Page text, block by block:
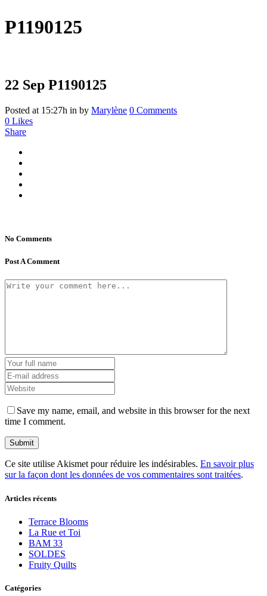
P1190125
22 Sep P1190125
Posted at 15:27h in by Marylène 0 Comments
0 Likes
Share
No Comments
Post A Comment
Save my name, email, and website in this browser for the next
time I comment.
Ce site utilise Akismet pour réduire les indésirables. En savoir plus
sur la façon dont les données de vos commentaires sont traitées.
Articles récents
Terrace Blooms
La Rue et Toi
BAM 33
SOLDES
Fruity Quilts
Catégories